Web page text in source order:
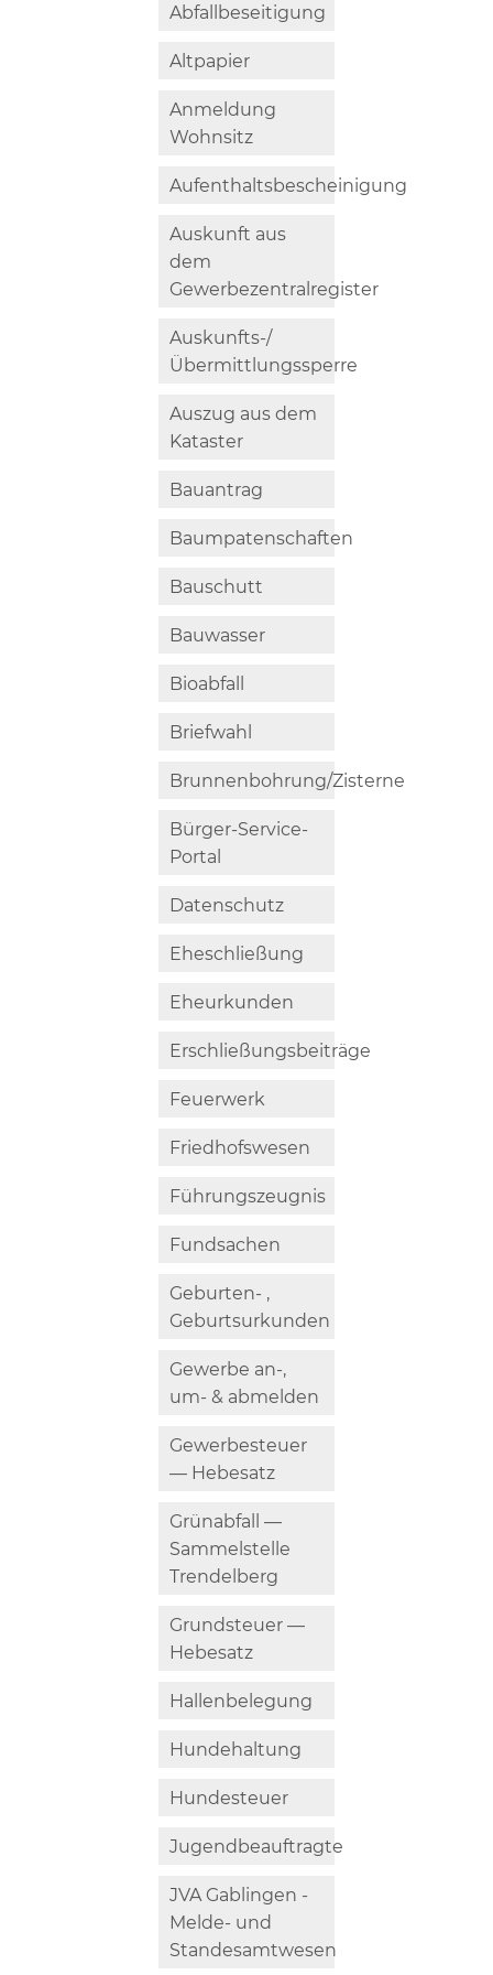
Abfallbeseitigung
Altpapier
Anmeldung
Wohnsitz
Aufenthaltsbescheinigung
Auskunft aus
dem
Gewerbezentralregister
Auskunfts-/
Übermittlungssperre
Auszug aus dem
Kataster
Bauantrag
Baumpatenschaften
Bauschutt
Bauwasser
Bioabfall
Briefwahl
Brunnenbohrung/Zisterne
Bürger-Service-
Portal
Datenschutz
Eheschließung
Eheurkunden
Erschließungsbeiträge
Feuerwerk
Friedhofswesen
Führungszeugnis
Fundsachen
Geburten- ,
Geburtsurkunden
Gewerbe an-,
um- & abmelden
Gewerbesteuer
— Hebesatz
Grünabfall —
Sammelstelle
Trendelberg
Grundsteuer —
Hebesatz
Hallenbelegung
Hundehaltung
Hundesteuer
Jugendbeauftragte
JVA Gablingen -
Melde- und
Standesamtwesen